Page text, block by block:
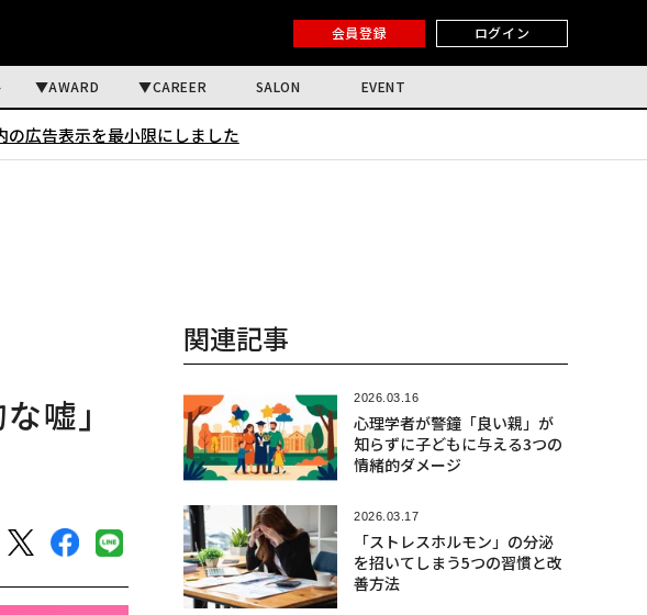
会員登録 ログイン
AWARD CAREER SALON EVENT
の広告表示を最小限にしました
嘘」
関連記事
2026.03.16
心理学者が警鐘「良い親」が
知らずに子どもに与える3つの
情緒的ダメージ
2026.03.17
「ストレスホルモン」の分泌
を招いてしまう5つの習慣と改
善方法